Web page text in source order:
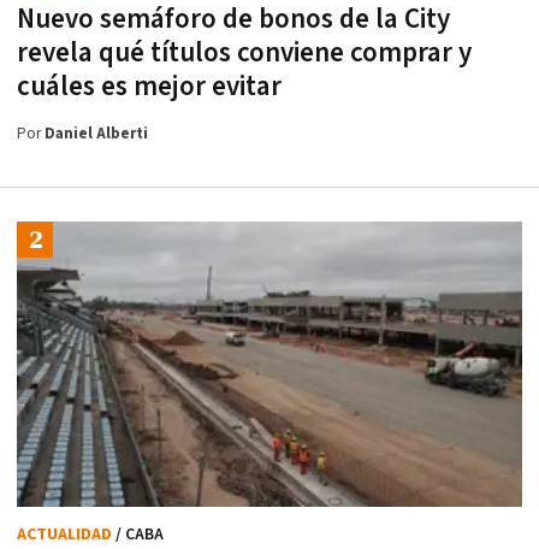
Nuevo semáforo de bonos de la City
revela qué títulos conviene comprar y
cuáles es mejor evitar
PorDaniel Alberti
ACTUALIDAD / CABA